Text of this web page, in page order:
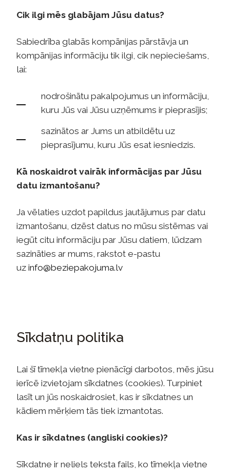
Cik ilgi mēs glabājam Jūsu datus?
Sabiedrība glabās kompānijas pārstāvja un
kompānijas informāciju tik ilgi, cik nepieciešams,
lai:
nodrošinātu pakalpojumus un informāciju,
kuru Jūs vai Jūsu uzņēmums ir pieprasījis;
sazinātos ar Jums un atbildētu uz
pieprasījumu, kuru Jūs esat iesniedzis.
Kā noskaidrot vairāk informācijas par Jūsu
datu izmantošanu?
Ja vēlaties uzdot papildus jautājumus par datu
izmantošanu, dzēst datus no mūsu sistēmas vai
iegūt citu informāciju par Jūsu datiem, lūdzam
sazināties ar mums, rakstot e-pastu
uz info@beziepakojuma.lv
Sīkdatņu politika
Lai šī tīmekļa vietne pienācīgi darbotos, mēs jūsu
ierīcē izvietojam sīkdatnes (cookies). Turpiniet
lasīt un jūs noskaidrosiet, kas ir sīkdatnes un
kādiem mērķiem tās tiek izmantotas.
Kas ir sīkdatnes (angliski cookies)?
Sīkdatne ir neliels teksta fails, ko tīmekļa vietne